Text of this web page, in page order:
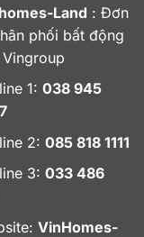
Land : Đơn
phối bất động
Vingroup
1: 038 945
2: 085 818 1111
3: 033 486
VinHomes-